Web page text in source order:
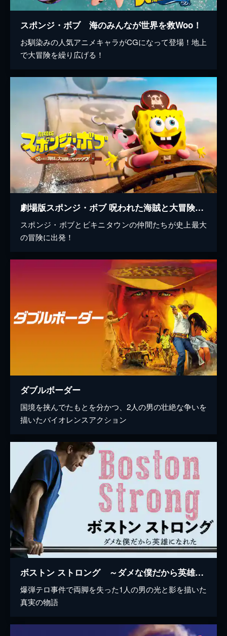
スポンジ・ボブ 海のみんなが世界を救Woo！
お馴染みの人気アニメキャラがCGになって登場！地上
で大冒険を繰り広げる！
劇場版スポンジ・ボブ 呪われた海賊と大冒険だワワワワワ!
スポンジ・ボブとビキニタウンの仲間たちが史上最大
の冒険に出発！
ダブルボーダー
国境を挟んでたもとを分かつ、2人の男の壮絶な争いを
描いたバイオレンスアクション
ボストン ストロング ～ダメな僕だから英雄になれた～
爆弾テロ事件で両脚を失った1人の男の光と影を描いた
真実の物語